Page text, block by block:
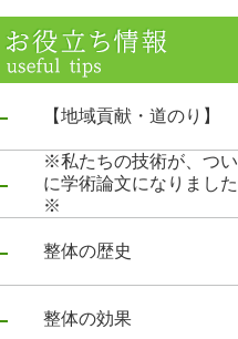
【地域貢献・道のり】
※私たちの技術が、つい
に学術論文になりました
※
整体の歴史
整体の効果